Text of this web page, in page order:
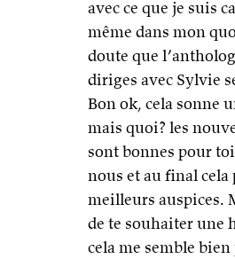
avec ce que je suis
même dans mon
doute que
diriges avec Sylvie
Bon ok, cela sonne
mais quoi? les
sont bonnes pour
nous et au final cela
meilleurs auspices.
de te souhaiter une
cela me semble